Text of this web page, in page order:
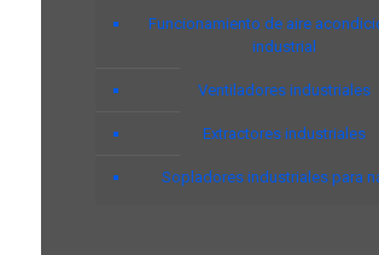
Funcionamiento de aire
industrial
Ventiladores industriales
Extractores industriales
Sopladores industriales para